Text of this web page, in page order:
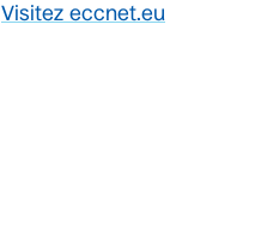
Visitez eccnet.eu